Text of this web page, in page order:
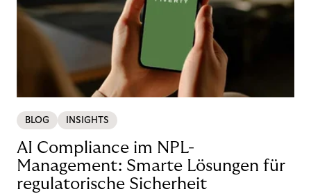
BLOG INSIGHTS
AI Compliance im NPL-
Management: Smarte Lösungen für
regulatorische Sicherheit